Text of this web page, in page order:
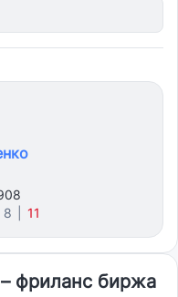
8 11
фриланс биржа